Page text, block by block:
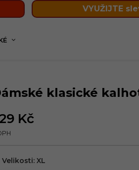
VYUŽIJTE
klasické
Kč
Velikosti: XL